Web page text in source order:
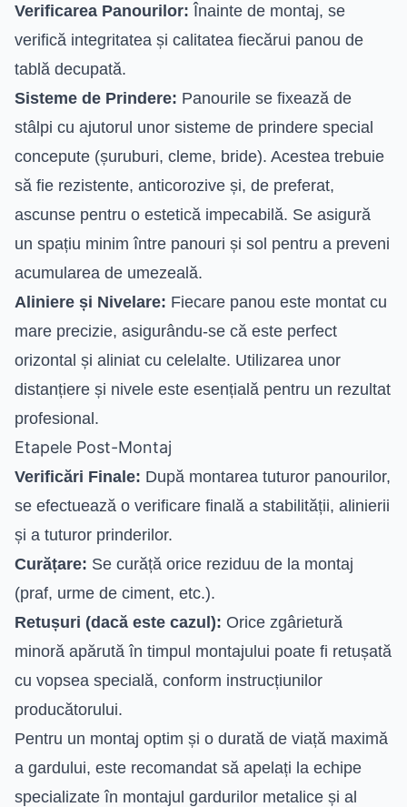
Verificarea Panourilor: Înainte de montaj, se
verifică integritatea și calitatea fiecărui panou de
tablă decupată.
Sisteme de Prindere: Panourile se fixează de
stâlpi cu ajutorul unor sisteme de prindere special
concepute (șuruburi, cleme, bride). Acestea trebuie
să fie rezistente, anticorozive și, de preferat,
ascunse pentru o estetică impecabilă. Se asigură
un spațiu minim între panouri și sol pentru a preveni
acumularea de umezeală.
Aliniere și Nivelare: Fiecare panou este montat cu
mare precizie, asigurându-se că este perfect
orizontal și aliniat cu celelalte. Utilizarea unor
distanțiere și nivele este esențială pentru un rezultat
profesional.
Etapele Post-Montaj
Verificări Finale: După montarea tuturor panourilor,
se efectuează o verificare finală a stabilității, alinierii
și a tuturor prinderilor.
Curățare: Se curăță orice reziduu de la montaj
(praf, urme de ciment, etc.).
Retușuri (dacă este cazul): Orice zgârietură
minoră apărută în timpul montajului poate fi retușată
cu vopsea specială, conform instrucțiunilor
producătorului.
Pentru un montaj optim și o durată de viață maximă
a gardului, este recomandat să apelați la echipe
specializate în montajul gardurilor metalice și al